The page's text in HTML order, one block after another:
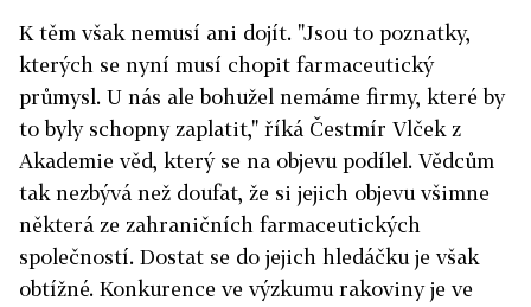
K těm však nemusí ani dojít. "Jsou to poznatky,
kterých se nyní musí chopit farmaceutický
průmysl. U nás ale bohužel nemáme firmy, které by
to byly schopny zaplatit," říká Čestmír Vlček z
Akademie věd, který se na objevu podílel. Vědcům
tak nezbývá než doufat, že si jejich objevu všimne
některá ze zahraničních farmaceutických
společností. Dostat se do jejich hledáčku je však
obtížné. Konkurence ve výzkumu rakoviny je ve